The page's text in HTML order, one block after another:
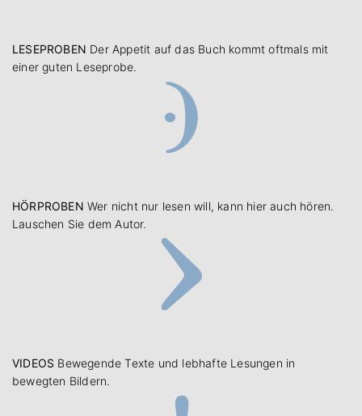
LESEPROBEN Der Appetit auf das Buch kommt oftmals mit
einer guten Leseprobe.
HÖRPROBEN Wer nicht nur lesen will, kann hier auch hören.
Lauschen Sie dem Autor.
VIDEOS Bewegende Texte und lebhafte Lesungen in
bewegten Bildern.